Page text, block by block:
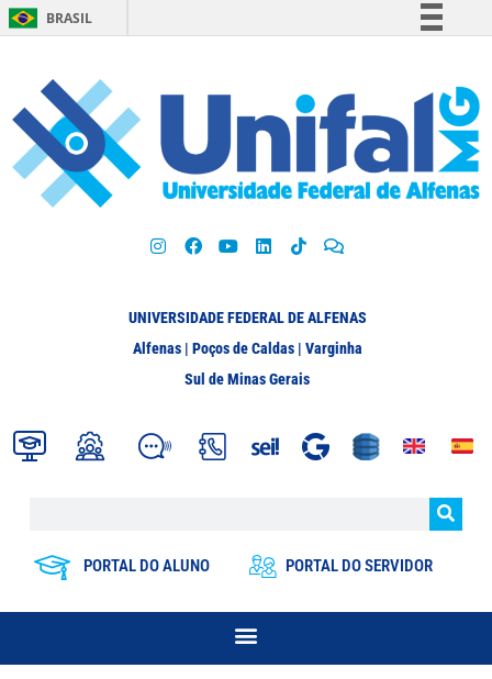
BRASIL
Participe
Acesso à informação
Legislação
UNIVERSIDADE FEDERAL DE ALFENAS
Alfenas | Poços de Caldas | Varginha
Sul de Minas Gerais
PORTAL DO ALUNO PORTAL DO SERVIDOR